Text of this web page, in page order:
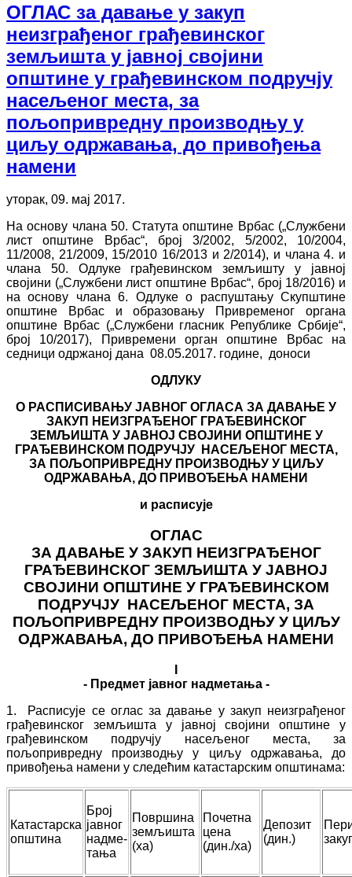
ОГЛАС за давање у закуп
неизграђеног грађевинског
земљишта у јавној својини
општине у грађевинском подручју
насељеног места, за
пољопривредну производњу у
циљу одржавања, до привођења
намени
уторак, 09. мај 2017.
На основу члана 50. Статута општине Врбас („Службени
лист општине Врбас“, број 3/2002, 5/2002, 10/2004,
11/2008, 21/2009, 15/2010 16/2013 и 2/2014), и члана 4. и
члана 50. Одлуке грађевинском земљишту у јавној
својини („Службени лист општине Врбас“, број 18/2016) и
на основу члана 6. Одлуке о распуштању Скупштине
општине Врбас и образовању Привременог органа
општине Врбас („Службени гласник Републике Србије“,
број 10/2017), Привремени орган општине Врбас на
седници одржаној дана 08.05.2017. године, доноси
ОДЛУКУ
О РАСПИСИВАЊУ ЈАВНОГ ОГЛАСА ЗА ДАВАЊЕ У
ЗАКУП НЕИЗГРАЂЕНОГ ГРАЂЕВИНСКОГ
ЗЕМЉИШТА У ЈАВНОЈ СВОЈИНИ ОПШТИНЕ У
ГРАЂЕВИНСКОМ ПОДРУЧЈУ НАСЕЉЕНОГ МЕСТА,
ЗА ПОЉОПРИВРЕДНУ ПРОИЗВОДЊУ У ЦИЉУ
ОДРЖАВАЊА, ДО ПРИВОЂЕЊА НАМЕНИ
и расписује
ОГЛАС
ЗА ДАВАЊЕ У ЗАКУП НЕИЗГРАЂЕНОГ
ГРАЂЕВИНСКОГ ЗЕМЉИШТА У ЈАВНОЈ
СВОЈИНИ ОПШТИНЕ У ГРАЂЕВИНСКОМ
ПОДРУЧЈУ НАСЕЉЕНОГ МЕСТА, ЗА
ПОЉОПРИВРЕДНУ ПРОИЗВОДЊУ У ЦИЉУ
ОДРЖАВАЊА, ДО ПРИВОЂЕЊА НАМЕНИ
- Предмет јавног надметања -
1. Расписује се оглас за давање у закуп неизграђеног
грађевинског земљишта у јавној својини општине у
грађевинском подручју насељеног места, за
пољопривредну производњу у циљу одржавања, до
привођења намени у следећим катастарским општинама:
Катастарска
општина
Број
јавног
надме-
тања
Површина
земљишта
(ха)
Почетна
цена
(дин./ха)
Депозит
(дин.)